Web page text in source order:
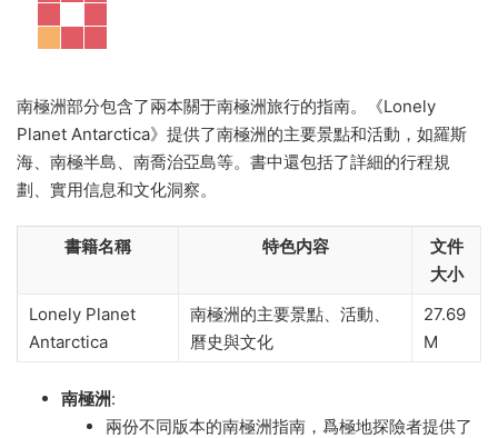
南極洲部分包含了兩本關于南極洲旅行的指南。《Lonely
Planet Antarctica》提供了南極洲的主要景點和活動，如羅斯
海、南極半島、南喬治亞島等。書中還包括了詳細的行程規
劃、實用信息和文化洞察。
書籍名稱 特色内容
文件
大小
Lonely Planet
Antarctica
南極洲的主要景點、活動、
曆史與文化
27.69
M
南極洲:
兩份不同版本的南極洲指南，爲極地探險者提供了